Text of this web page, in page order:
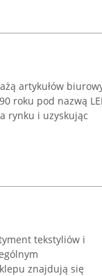
artykułów
roku pod nazwą
rynku i uzyskując
tekstyliów i
znajdują się